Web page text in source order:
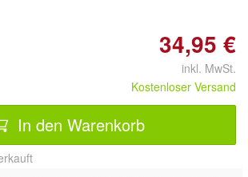
34,95 €
inkl. MwSt.
Kostenloser Versand
In den Warenkorb